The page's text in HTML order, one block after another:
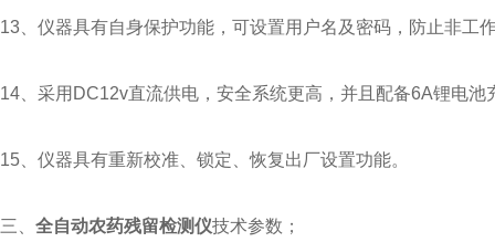
13、仪器具有自身保护功能，可设置用户名及密码，防止非工
14、采用DC12v直流供电，安全系统更高，并且配备6A锂电
15、仪器具有重新校准、锁定、恢复出厂设置功能。
三、 全自动农药残留检测仪技术参数；